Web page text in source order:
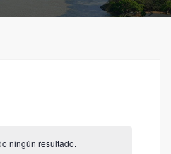
ningún resultado.